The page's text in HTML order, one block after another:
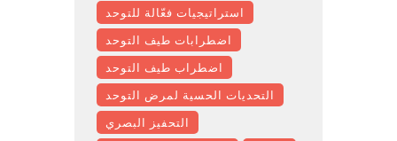
استراتيجيات فعّالة للتوحد
اضطرابات طيف التوحد
اضطراب طيف التوحد
التحديات الحسية لمرض التوحد
التحفيز البصري